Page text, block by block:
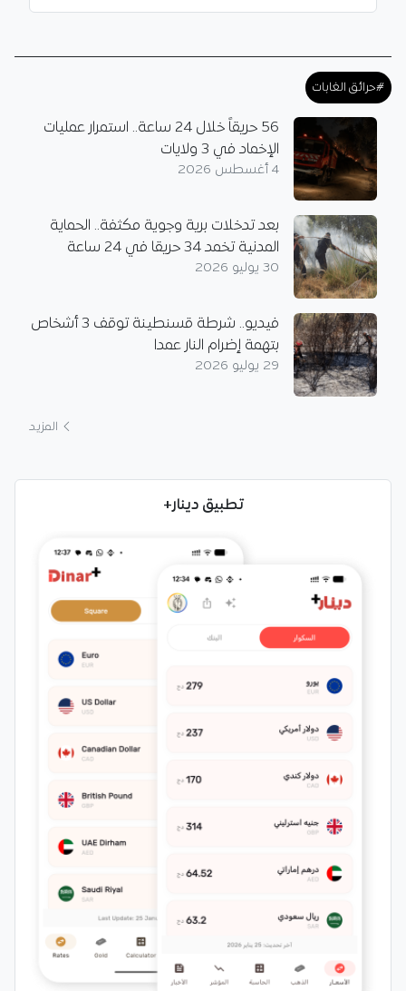
#حرائق الغابات
56 حريقاً خلال 24 ساعة.. استمرار عمليات
الإخماد في 3 ولايات
4 أغسطس 2026
بعد تدخلات برية وجوية مكثفة.. الحماية
المدنية تخمد 34 حريقا في 24 ساعة
30 يوليو 2026
فيديو.. شرطة قسنطينة توقف 3 أشخاص
بتهمة إضرام النار عمدا
29 يوليو 2026
المزيد
تطبيق دينار+